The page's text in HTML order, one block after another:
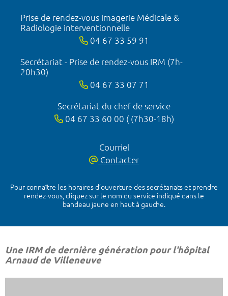
Prise de rendez-vous Imagerie Médicale &
Radiologie interventionnelle
04 67 33 59 91
Secrétariat - Prise de rendez-vous IRM (7h-
20h30)
04 67 33 07 71
Secrétariat du chef de service
04 67 33 60 00 ( (7h30-18h)
Courriel
Contacter
Pour connaître les horaires d’ouverture des secrétariats et prendre
rendez-vous, cliquez sur le nom du service indiqué dans le
bandeau jaune en haut à gauche.
Une IRM de dernière génération pour l'hôpital
Arnaud de Villeneuve